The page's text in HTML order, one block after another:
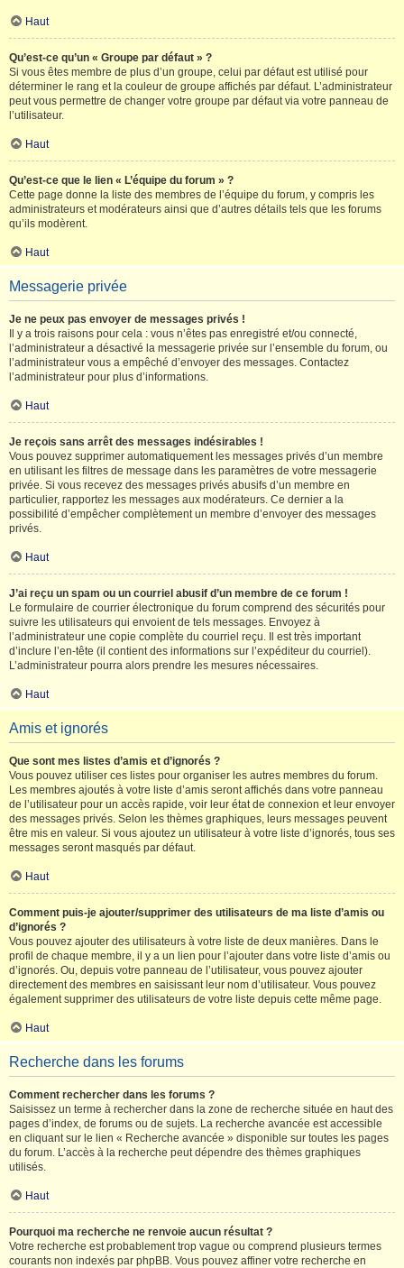
Haut
Qu’est-ce qu’un « Groupe par défaut » ?
Si vous êtes membre de plus d’un groupe, celui par défaut est utilisé pour
déterminer le rang et la couleur de groupe affichés par défaut. L’administrateur
peut vous permettre de changer votre groupe par défaut via votre panneau de
l’utilisateur.
Haut
Qu’est-ce que le lien « L’équipe du forum » ?
Cette page donne la liste des membres de l’équipe du forum, y compris les
administrateurs et modérateurs ainsi que d’autres détails tels que les forums
qu’ils modèrent.
Haut
Messagerie privée
Je ne peux pas envoyer de messages privés !
Il y a trois raisons pour cela : vous n’êtes pas enregistré et/ou connecté,
l’administrateur a désactivé la messagerie privée sur l’ensemble du forum, ou
l’administrateur vous a empêché d’envoyer des messages. Contactez
l’administrateur pour plus d’informations.
Haut
Je reçois sans arrêt des messages indésirables !
Vous pouvez supprimer automatiquement les messages privés d’un membre
en utilisant les filtres de message dans les paramètres de votre messagerie
privée. Si vous recevez des messages privés abusifs d’un membre en
particulier, rapportez les messages aux modérateurs. Ce dernier a la
possibilité d’empêcher complètement un membre d’envoyer des messages
privés.
Haut
J’ai reçu un spam ou un courriel abusif d’un membre de ce forum !
Le formulaire de courrier électronique du forum comprend des sécurités pour
suivre les utilisateurs qui envoient de tels messages. Envoyez à
l’administrateur une copie complète du courriel reçu. Il est très important
d’inclure l’en-tête (il contient des informations sur l’expéditeur du courriel).
L’administrateur pourra alors prendre les mesures nécessaires.
Haut
Amis et ignorés
Que sont mes listes d’amis et d’ignorés ?
Vous pouvez utiliser ces listes pour organiser les autres membres du forum.
Les membres ajoutés à votre liste d’amis seront affichés dans votre panneau
de l’utilisateur pour un accès rapide, voir leur état de connexion et leur envoyer
des messages privés. Selon les thèmes graphiques, leurs messages peuvent
être mis en valeur. Si vous ajoutez un utilisateur à votre liste d’ignorés, tous ses
messages seront masqués par défaut.
Haut
Comment puis-je ajouter/supprimer des utilisateurs de ma liste d’amis ou
d’ignorés ?
Vous pouvez ajouter des utilisateurs à votre liste de deux manières. Dans le
profil de chaque membre, il y a un lien pour l’ajouter dans votre liste d’amis ou
d’ignorés. Ou, depuis votre panneau de l’utilisateur, vous pouvez ajouter
directement des membres en saisissant leur nom d’utilisateur. Vous pouvez
également supprimer des utilisateurs de votre liste depuis cette même page.
Haut
Recherche dans les forums
Comment rechercher dans les forums ?
Saisissez un terme à rechercher dans la zone de recherche située en haut des
pages d’index, de forums ou de sujets. La recherche avancée est accessible
en cliquant sur le lien « Recherche avancée » disponible sur toutes les pages
du forum. L’accès à la recherche peut dépendre des thèmes graphiques
utilisés.
Haut
Pourquoi ma recherche ne renvoie aucun résultat ?
Votre recherche est probablement trop vague ou comprend plusieurs termes
courants non indexés par phpBB. Vous pouvez affiner votre recherche en